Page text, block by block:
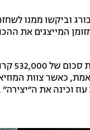
אלבורג וביקשו ממנו
המייצגים את
ברגע האמת, כאשר צוות
עוז וכינה את